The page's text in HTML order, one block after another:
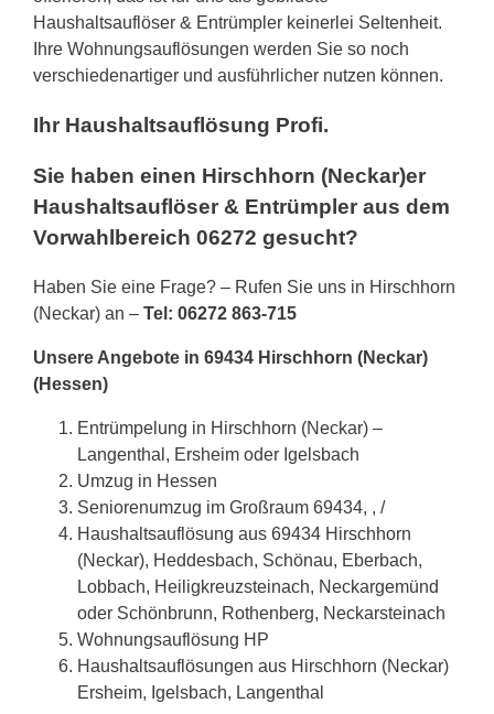
Haushaltsauflöser & Entrümpler keinerlei Seltenheit.
Ihre Wohnungsauflösungen werden Sie so noch
verschiedenartiger und ausführlicher nutzen können.
Ihr Haushaltsauflösung Profi.
Sie haben einen Hirschhorn (Neckar)er
Haushaltsauflöser & Entrümpler aus dem
Vorwahlbereich 06272 gesucht?
Haben Sie eine Frage? – Rufen Sie uns in Hirschhorn
(Neckar) an – Tel: 06272 863-715
Unsere Angebote in 69434 Hirschhorn (Neckar)
(Hessen)
Entrümpelung in Hirschhorn (Neckar) –
Langenthal, Ersheim oder Igelsbach
Umzug in Hessen
Seniorenumzug im Großraum 69434, , /
Haushaltsauflösung aus 69434 Hirschhorn
(Neckar), Heddesbach, Schönau, Eberbach,
Lobbach, Heiligkreuzsteinach, Neckargemünd
oder Schönbrunn, Rothenberg, Neckarsteinach
Wohnungsauflösung HP
Haushaltsauflösungen aus Hirschhorn (Neckar)
Ersheim, Igelsbach, Langenthal